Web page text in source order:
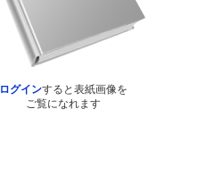
ログインすると表紙画像を
ご覧になれます